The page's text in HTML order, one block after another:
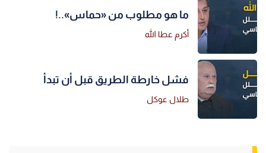
ما هو مطلوب من «حماس»..!
أكرم عطا الله
فشل خارطة الطريق قبل أن تبدأ
طلال عوكل